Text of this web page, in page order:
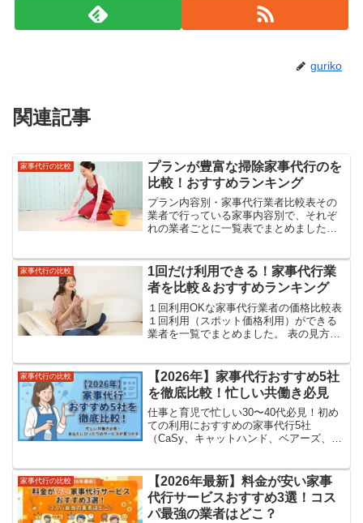
guriko
関連記事
家事代行の比較
プランが豊富な掃除家事代行のを
比較！おすすめランキング
プラン内容別・家事代行業者比較表その
業者で行っている家事内容別で、それぞ
れの業者ごとに一覧表でまとめました。
応はしているけど、別途費用が必要にな
ります。 「お試し」...
家事代行の比較
1回だけ利用できる！家事代行業
者を比較＆おすすめランキング
１回利用OKな家事代行業者の価格比較表
１回利用（スポット価格利用）ができる
業者を一覧でまとめました。 表の見方
イミングだけ利用したい」という時の値
段設定です。業者に...
家事代行の比較
【2026年】家事代行おすすめ5社
を徹底比較！忙しい共働き必見
仕事と育児で忙しい30〜40代必見！初め
ての利用におすすめの家事代行5社
（CaSy、キャットハンド、ベアーズ、カ
の売り、FAQまで詳しく解説します。
家事代行の比較
【2026年最新】料金が安い家事
代行サービスおすすめ3選！コス
パ最強の業者はどこ？